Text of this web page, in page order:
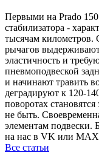
Первыми на Prado
стабилизатора -
тысячам
рычагов
эластичность и
пневмоподвеской
и начинают травить
деградируют к 120-
поворотах
не быть.
элементам подвески.
на нас в VK или
Все статьи